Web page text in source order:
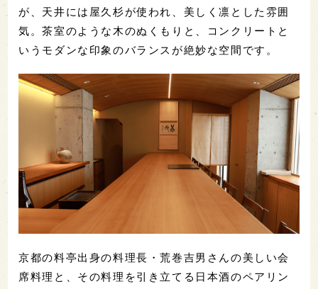
が、天井には屋久杉が使われ、美しく凛とした雰囲
気。茶室のような木のぬくもりと、コンクリートと
いうモダンな印象のバランスが絶妙な空間です。
京都の料亭出身の料理長・荒巻吉男さんの美しい会
席料理と、その料理を引き立てる日本酒のペアリン